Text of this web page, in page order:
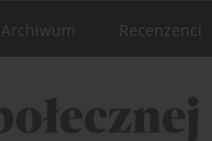
Archiwum Recenzenci